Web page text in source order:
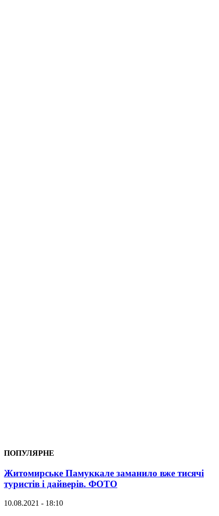
ПОПУЛЯРНЕ
Житомирське Памуккале заманило вже тисячі
туристів і дайверів. ФОТО
10.08.2021 - 18:10